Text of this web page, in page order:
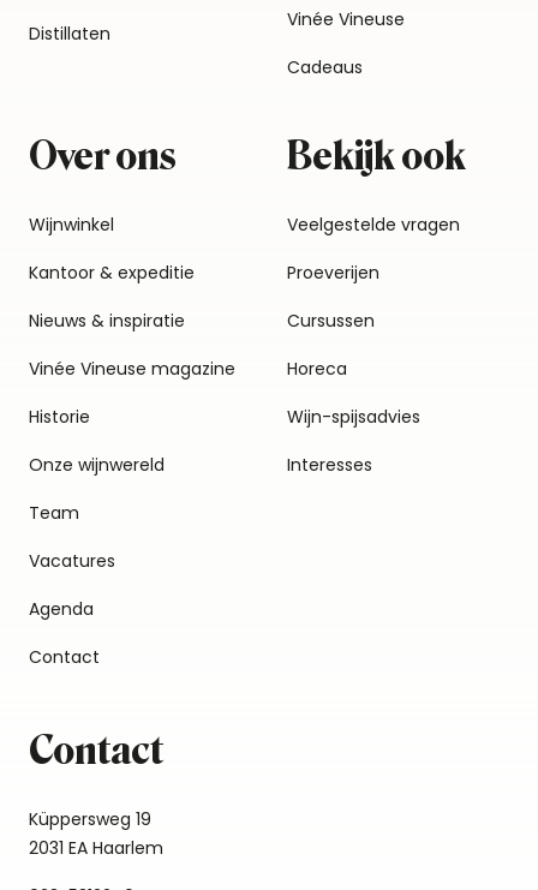
Distillaten
Vinée Vineuse
Cadeaus
Over ons
Wijnwinkel
Kantoor & expeditie
Nieuws & inspiratie
Vinée Vineuse magazine
Historie
Onze wijnwereld
Team
Vacatures
Agenda
Contact
Bekijk ook
Veelgestelde vragen
Proeverijen
Cursussen
Horeca
Wijn-spijsadvies
Interesses
Contact
Küppersweg 19
2031 EA Haarlem